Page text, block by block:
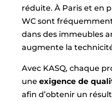
réduite. À Paris et en
WC sont
dans des immeubles
augmente la
Avec KASQ, chaque
une exigence de
afin d’obtenir un